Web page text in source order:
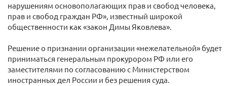
нарушениям основополагающих прав и свобод человека,
прав и свобод граждан РФ», известный широкой
общественности как «закон Димы Яковлева».
Решение о признании организации «нежелательной» будет
приниматься генеральным прокурором РФ или его
заместителями по согласованию с Министерством
иностранных дел России и без решения суда.